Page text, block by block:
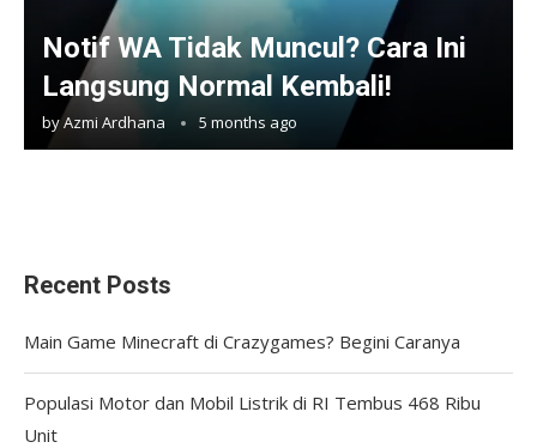
Notif WA Tidak Muncul? Cara Ini
Langsung Normal Kembali!
byAzmi Ardhana 5 months ago
Recent Posts
Main Game Minecraft di Crazygames? Begini Caranya
Populasi Motor dan Mobil Listrik di RI Tembus 468 Ribu
Unit